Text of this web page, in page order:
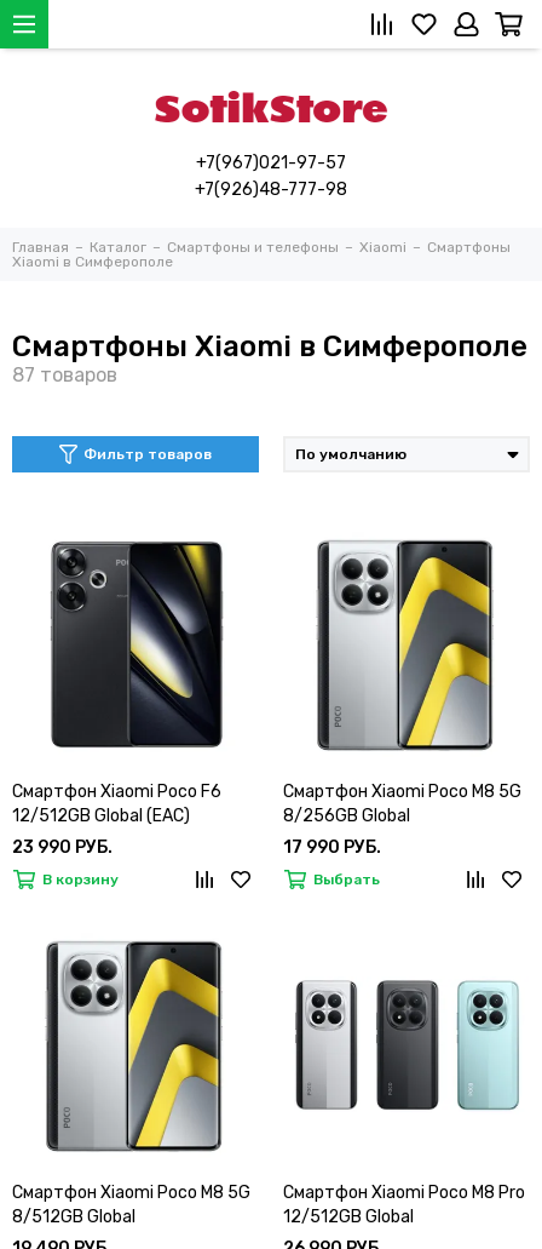
+7(967)021-97-57
+7(926)48-777-98
Главная Каталог Смартфоны и телефоны Xiaomi
Смартфоны
Xiaomi в Симферополе
Смартфоны Xiaomi в Симферополе
Фильтр товаров
Смартфон Xiaomi Poco F6
12/512GB Global (EAC)
23 990 РУБ.
В корзину
Смартфон Xiaomi Poco M8 5G
8/256GB Global
17 990 РУБ.
Выбрать
Смартфон Xiaomi Poco M8 5G
8/512GB Global
Смартфон Xiaomi Poco M8 Pro
12/512GB Global